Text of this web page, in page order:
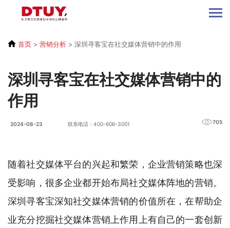
首页 > 营销分析 > 深圳寻客宝在社交媒体营销中的作用
深圳寻客宝在社交媒体营销中的
作用
2024-08-23 联系电话：400-606-3001 705
随着社交媒体平台的兴起和繁荣，企业营销策略也深
受影响，很多企业都开始布局社交媒体阵地的营销。
深圳寻客宝深知社交媒体营销的价值所在，在帮助企
业充分挖掘社交媒体营销上作用上有自己的一套创新